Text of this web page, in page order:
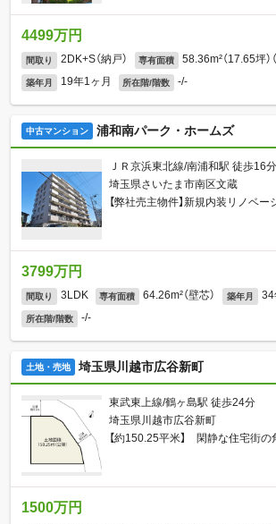
4499万円
間取り 2DK+S（納戸） 専有面積 58.36m²（17.65坪）
築年月 19年1ヶ月 所在階/階数 -/-
中古マンション 浦和南パーク・ホームズ
ＪＲ京浜東北線/南浦和駅 徒歩16分
埼玉県さいたま市南区文蔵
【弊社売主物件】新規内装リノベー
3799万円
間取り 3LDK 専有面積 64.26m²（壁芯） 築年月 34
所在階/階数 -/-
土地・売地 埼玉県川越市広谷新町
東武東上線/鶴ヶ島駅 徒歩24分
埼玉県川越市広谷新町
【約150.25平米】 閑静な住宅街
1500万円